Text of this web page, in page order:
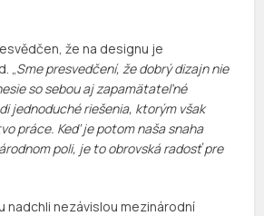
že na designu je
„Sme presvedčení, že dobrý dizajn nie
so sebou aj zapamätateľné
jednoduché riešenia, ktorým však
práce. Keď je potom naša snaha
poli, je to obrovská radosť pre
nadchli nezávislou mezinárodní